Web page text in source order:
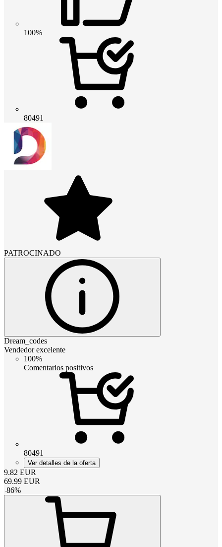
100%
80491
PATROCINADO
Dream_codes
Vendedor excelente
100%
Comentarios positivos
80491
Ver detalles de la oferta
9.82 EUR
69.99 EUR
-86%